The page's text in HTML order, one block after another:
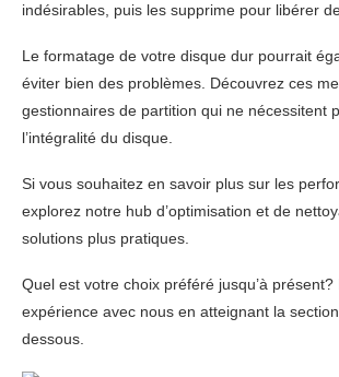
indésirables, puis les supprime pour libérer de
Le formatage de votre disque dur pourrait
éviter bien des problèmes. Découvrez ces
gestionnaires de partition qui ne nécessitent
l’intégralité du disque.
Si vous souhaitez en savoir plus sur les
explorez notre hub d’optimisation et de
solutions plus pratiques.
Quel est votre choix préféré jusqu’à
expérience avec nous en atteignant la
dessous.